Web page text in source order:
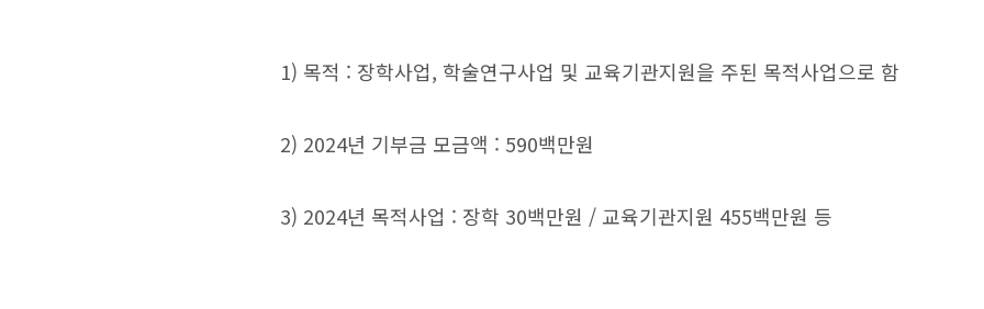
1) 목적 : 장학사업, 학술연구사업 및 교육기관지원을 주된 목적사업으로 함
2) 2024년 기부금 모금액 : 590백만원
3) 2024년 목적사업 : 장학 30백만원 / 교육기관지원 455백만원 등